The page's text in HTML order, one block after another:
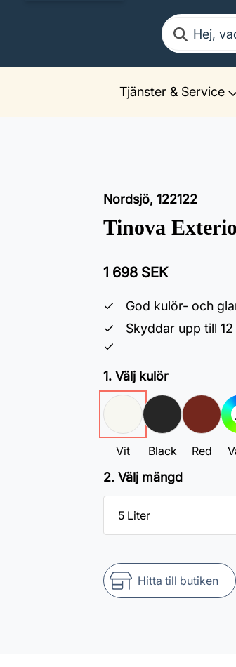
Sök
Tjänster & Service
Nordsjö, 122122
Tinova
1 698 SEK
God kulör- och
Skyddar upp till
1. Välj kulör
Vit Black Red
2. Välj mängd
Hitta till butiken